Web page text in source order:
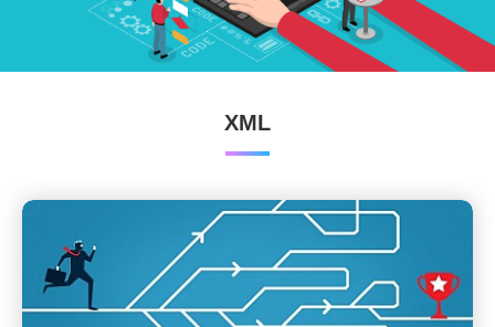
XML